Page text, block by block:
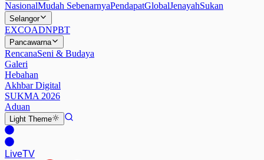
NasionalMudah SebenarnyaPendapatGlobalJenayahSukan
Selangor
EXCOADNPBT
Pancawarna
RencanaSeni & Budaya
Galeri
Hebahan
Akhbar Digital
SUKMA 2026
Aduan
Light Theme
LiveTV